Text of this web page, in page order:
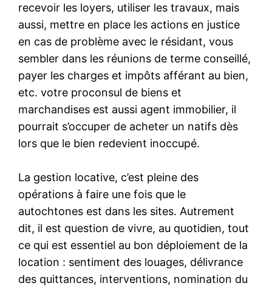
recevoir les loyers, utiliser les travaux, mais
aussi, mettre en place les actions en justice
en cas de problème avec le résidant, vous
sembler dans les réunions de terme conseillé,
payer les charges et impôts afférant au bien,
etc. votre proconsul de biens et
marchandises est aussi agent immobilier, il
pourrait s’occuper de acheter un natifs dès
lors que le bien redevient inoccupé.
La gestion locative, c’est pleine des
opérations à faire une fois que le
autochtones est dans les sites. Autrement
dit, il est question de vivre, au quotidien, tout
ce qui est essentiel au bon déploiement de la
location : sentiment des louages, délivrance
des quittances, interventions, nomination du